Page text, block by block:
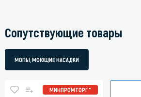
Сопутствующие товары
МОПЫ, МОЮЩИЕ НАСАДКИ
МИНПРОМТОРГ *